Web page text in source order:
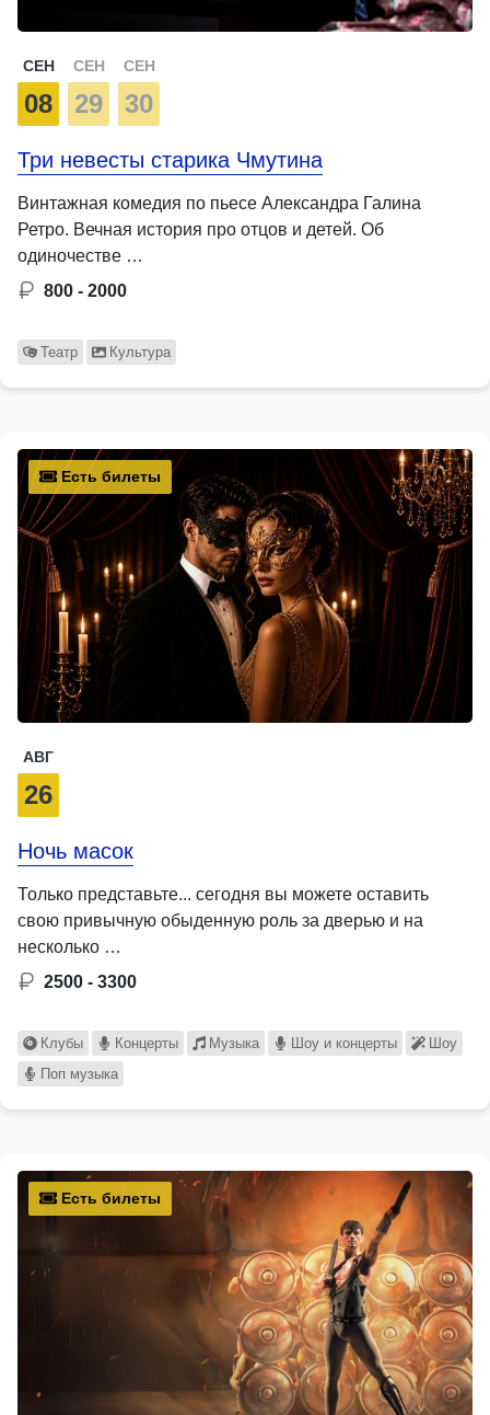
СЕН
08
СЕН
29
СЕН
30
Три невесты старика Чмутина
Винтажная комедия по пьесе Александра Галина
Ретро. Вечная история про отцов и детей. Об
одиночестве …
800 - 2000
Театр Культура
Есть билеты
АВГ
26
Ночь масок
Только представьте... сегодня вы можете оставить
свою привычную обыденную роль за дверью и на
несколько …
2500 - 3300
Клубы Концерты Музыка Шоу и концерты
Шоу
Поп музыка
Есть билеты